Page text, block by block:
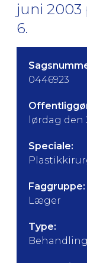
juni 2003
6.
0446923
lørdag den
Speciale:
Faggruppe:
Læger
Type:
Behandling